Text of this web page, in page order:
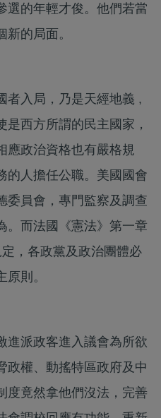
選的年輕才俊。他們若當
的局面。
者入局，乃是天經地義 ,
西方所謂的民主國家，
應政治資格也有嚴格規
的人擔任公職。美國國會
委員會，專門監察及調查
。而法國《憲法》第一章
定，各政黨及政治團體必
則。
進派政客進入議會為所欲
政權、動搖特區政府及中
度竟然拿他們沒法，完善